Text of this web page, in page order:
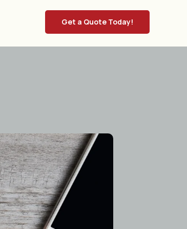
Get a Quote Today!